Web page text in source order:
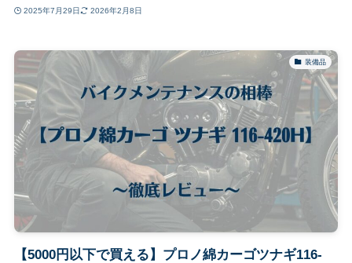
2025年7月29日 2026年2月8日
装備品
【5000円以下で買える】プロノ綿カーゴツナギ116-